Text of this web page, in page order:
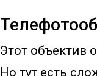
Этот объектив
Но тут есть